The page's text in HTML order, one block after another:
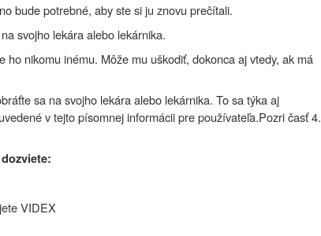
bude potrebné, aby ste si ju znovu prečítali.
svojho lekára alebo lekárnika.
nikomu inému. Môže mu uškodiť, dokonca aj vtedy, ak má
sa na svojho lekára alebo lekárnika. To sa týka aj
v tejto písomnej informácii pre používateľa.Pozri časť 4.
VIDEX